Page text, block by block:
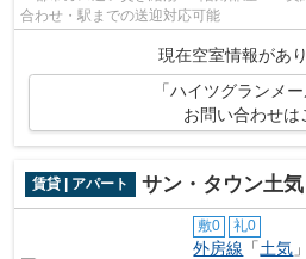
合わせ・駅までの送迎対応可能
現在空室情報があり
「ハイツグランメ
お問い合わせは
賃貸 | アパート サン・タウン土気
敷0 礼0
外房線 「土気